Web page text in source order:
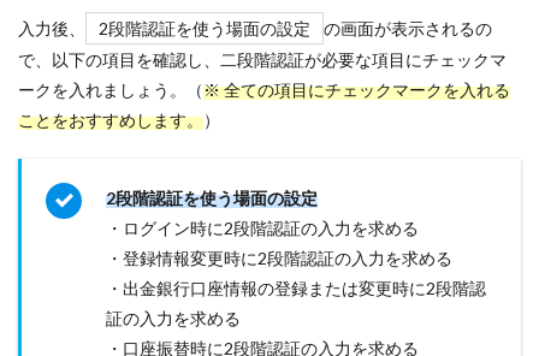
入力後、 2段階認証を使う場面の設定
の画面が表示されるの
で、以下の項目を確認し、二段階認証が必要な項目にチェックマ
ークを入れましょう。（※ 全ての項目にチェックマークを入れる
ことをおすすめします。）
2段階認証を使う場面の設定
・ログイン時に2段階認証の入力を求める
・登録情報変更時に2段階認証の入力を求める
・出金銀行口座情報の登録または変更時に2段階認
証の入力を求める
・口座振替時に2段階認証の入力を求める